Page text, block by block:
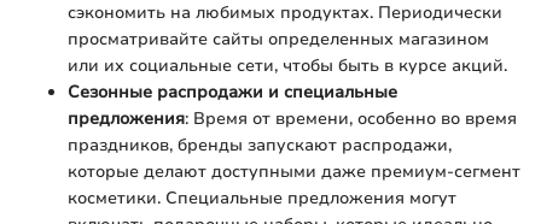
сэкономить на любимых продуктах. Периодически
просматривайте сайты определенных магазином
или их социальные сети, чтобы быть в курсе акций.
Сезонные распродажи и специальные
предложения: Время от времени, особенно во время
праздников, бренды запускают распродажи,
которые делают доступными даже премиум-сегмент
косметики. Специальные предложения могут